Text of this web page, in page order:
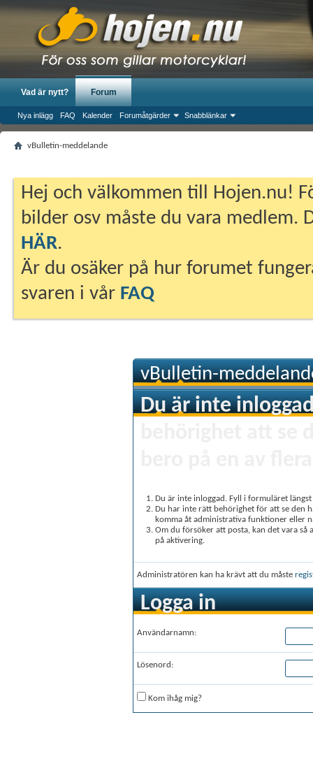
Vad är nytt? Forum
Nya inlägg FAQ Kalender Forumåtgärder Snabblänkar
vBulletin-meddelande
Hej och välkommen till Hojen.nu!
bilder osv måste du vara medlem.
HÄR.
Är du osäker på hur forumet
svaren i vår FAQ
vBulletin-
Du är inte
Du är inte inloggad. Fyll i formuläret
Du har inte rätt behörighet för att se den
komma åt administrativa funktioner eller
Om du försöker att posta, kan det vara
på aktivering.
Administratören kan ha krävt att du måste
Logga in
Användarnamn:
Lösenord:
Kom ihåg mig?